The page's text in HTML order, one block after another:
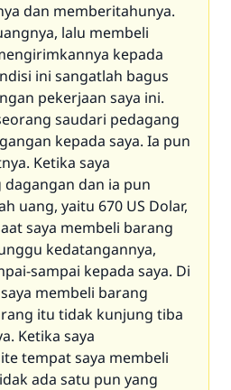
dan memberitahunya.
lalu membeli
kepada
ini sangatlah bagus
pekerjaan saya ini.
saudari pedagang
kepada saya. Ia pun
Ketika saya
dan ia pun
uang, yaitu 670 US Dolar,
saya membeli barang
kedatangannya,
sampai kepada saya. Di
membeli barang
itu tidak kunjung tiba
Ketika saya
tempat saya membeli
ada satu pun yang